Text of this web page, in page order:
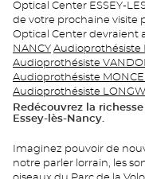
Optical Center ESSEY-
de votre prochaine visite
Optical Center devraient
NANCY Audioprothésiste
Audioprothésiste
Audioprothésiste
Audioprothésiste
Redécouvrez la
Essey-lès-Nancy.
Imaginez pouvoir de
notre parler lorrain, les